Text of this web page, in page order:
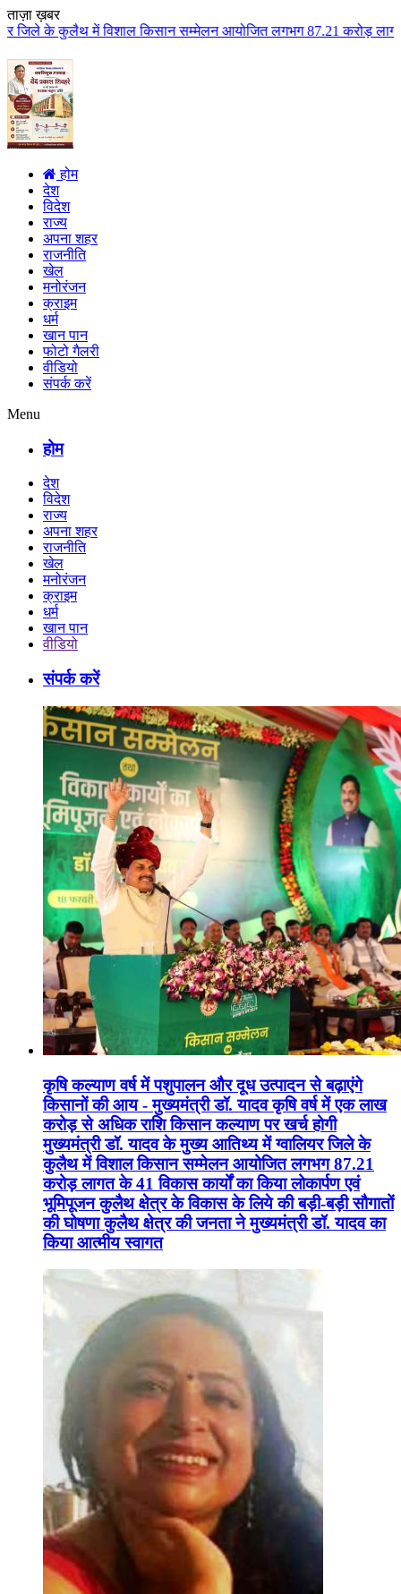
ताज़ा ख़बर
सम्मेलन आयोजित लगभग 87.21 करोड़ लागत के 41 विकास कार्यों
होम
देश
विदेश
राज्य
अपना शहर
राजनीति
खेल
मनोरंजन
क्राइम
धर्म
खान पान
फोटो गैलरी
वीडियो
संपर्क करें
Menu
होम
देश
विदेश
राज्य
अपना शहर
राजनीति
खेल
मनोरंजन
क्राइम
धर्म
खान पान
वीडियो
संपर्क करें
कृषि कल्याण वर्ष में पशुपालन और दूध उत्पादन से बढ़ाएंगे
किसानों की आय - मुख्यमंत्री डॉ. यादव कृषि वर्ष में एक लाख
करोड़ से अधिक राशि किसान कल्याण पर खर्च होगी
मुख्यमंत्री डॉ. यादव के मुख्य आतिथ्य में ग्वालियर जिले के
कुलैथ में विशाल किसान सम्मेलन आयोजित लगभग 87.21
करोड़ लागत के 41 विकास कार्यों का किया लोकार्पण एवं
भूमिपूजन कुलैथ क्षेत्र के विकास के लिये की बड़ी-बड़ी सौगातों
की घोषणा कुलैथ क्षेत्र की जनता ने मुख्यमंत्री डॉ. यादव का
किया आत्मीय स्वागत